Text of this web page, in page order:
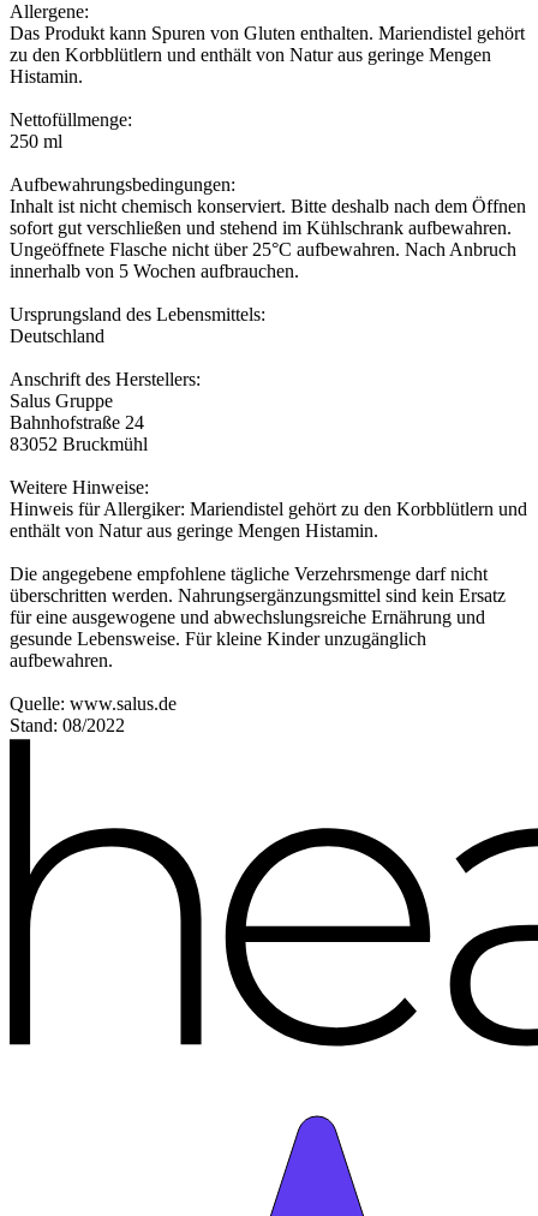
Allergene:
Das Produkt kann Spuren von Gluten enthalten. Mariendistel gehört
zu den Korbblütlern und enthält von Natur aus geringe Mengen
Histamin.
Nettofüllmenge:
250 ml
Aufbewahrungsbedingungen:
Inhalt ist nicht chemisch konserviert. Bitte deshalb nach dem Öffnen
sofort gut verschließen und stehend im Kühlschrank aufbewahren.
Ungeöffnete Flasche nicht über 25°C aufbewahren. Nach Anbruch
innerhalb von 5 Wochen aufbrauchen.
Ursprungsland des Lebensmittels:
Deutschland
Anschrift des Herstellers:
Salus Gruppe
Bahnhofstraße 24
83052 Bruckmühl
Weitere Hinweise:
Hinweis für Allergiker: Mariendistel gehört zu den Korbblütlern und
enthält von Natur aus geringe Mengen Histamin.
Die angegebene empfohlene tägliche Verzehrsmenge darf nicht
überschritten werden. Nahrungsergänzungsmittel sind kein Ersatz
für eine ausgewogene und abwechslungsreiche Ernährung und
gesunde Lebensweise. Für kleine Kinder unzugänglich
aufbewahren.
Quelle: www.salus.de
Stand: 08/2022